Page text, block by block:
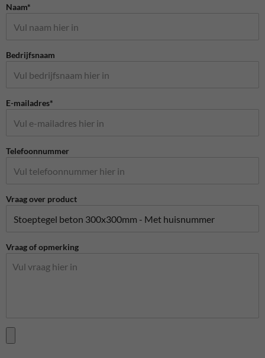
Naam*
Bedrijfsnaam
E-mailadres*
Telefoonnummer
Vraag over product
Vraag of opmerking